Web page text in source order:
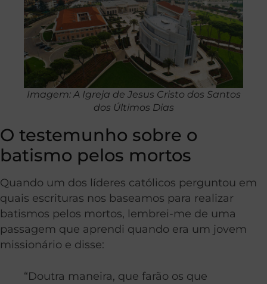
Imagem: A Igreja de Jesus Cristo dos Santos
dos Últimos Dias
O testemunho sobre o
batismo pelos mortos
Quando um dos líderes católicos perguntou em
quais escrituras nos baseamos para realizar
batismos pelos mortos, lembrei-me de uma
passagem que aprendi quando era um jovem
missionário e disse:
“Doutra maneira, que farão os que